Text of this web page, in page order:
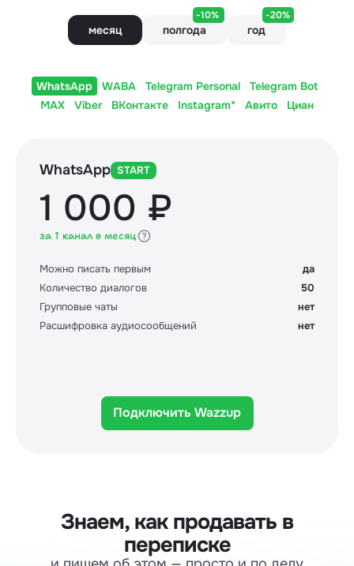
месяц полгода
-10%
год
-20%
WhatsApp WABA Telegram Personal
Telegram Bot
MAX
Viber ВКонтакте Instagram* Авито Циан
WhatsApp START
1 000 ₽
за 1 канал в месяц
Можно писать первым
да
Количество диалогов
50
Групповые чаты
нет
Расшифровка аудиосообщений
нет
Подключить Wazzup
Знаем, как продавать в
переписке